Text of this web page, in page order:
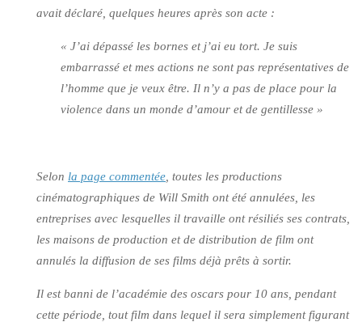
avait déclaré, quelques heures après son acte :
« J’ai dépassé les bornes et j’ai eu tort. Je suis
embarrassé et mes actions ne sont pas représentatives de
l’homme que je veux être. Il n’y a pas de place pour la
violence dans un monde d’amour et de gentillesse »
Selon la page commentée , toutes les productions
cinématographiques de Will Smith ont été annulées, les
entreprises avec lesquelles il travaille ont résiliés ses contrats,
les maisons de production et de distribution de film ont
annulés la diffusion de ses films déjà prêts à sortir.
Il est banni de l’académie des oscars pour 10 ans, pendant
cette période, tout film dans lequel il sera simplement figurant